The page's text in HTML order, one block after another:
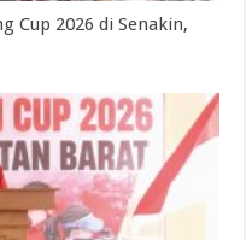
Cup 2026 di Senakin,